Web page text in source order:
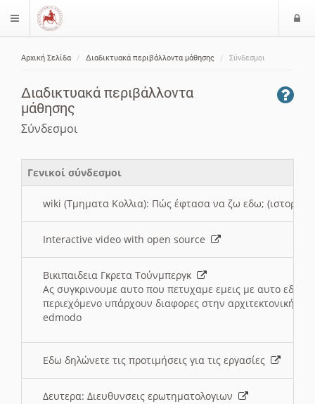
$langMenu
Αρχική Σελίδα Διαδικτυακά περιβάλλοντα μάθησης Σύνδεσμοι
Διαδικτυακά περιβάλλοντα
μάθησης
Σύνδεσμοι
Γενικοί σύνδεσμοι
wiki (Τμηματα Κολλια): Πώς έφτασα να ζω εδω; (ιστορια)
Interactive video with open source
Βικιπαιδεια Γκρετα Τούνμπεργκ
Ας συγκρινουμε αυτο που πετυχαμε εμεις με αυτο εδω
περιεχόμενο υπάρχουν διαφορες στην αρχιτεκτονική
edmodo
Εδω δηλώνετε τις προτιμήσεις για τις εργασίες
Δευτερα: Διευθυνσεις ερωτηματολογιων